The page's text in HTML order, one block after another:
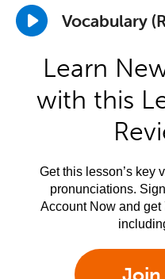
Vocabulary
Learn
with this
Get this lesson’s key
pronunciations.
Account Now and